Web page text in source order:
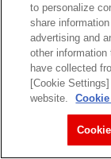
to personalize
share
advertising and
other
have collected
[Cookie
website.